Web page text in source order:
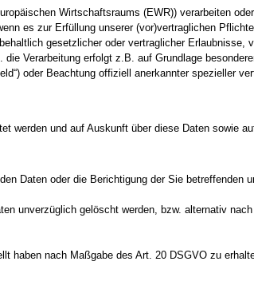
Wirtschaftsraums (EWR)) verarbeiten
es zur Erfüllung unserer (vor)vertraglichen
gesetzlicher oder vertraglicher Erlaubnisse,
Verarbeitung erfolgt z.B. auf Grundlage
oder Beachtung offiziell anerkannter spezieller
werden und auf Auskunft über diese Daten sowie
Daten oder die Berichtigung der Sie betreffenden
unverzüglich gelöscht werden, bzw. alternativ
nach Maßgabe des Art. 20 DSGVO zu